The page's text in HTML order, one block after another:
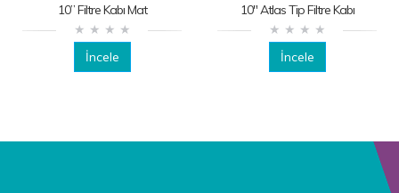
10” Filtre Kabı Mat
İncele
10" Atlas Tip Filtre Kabı
İncele